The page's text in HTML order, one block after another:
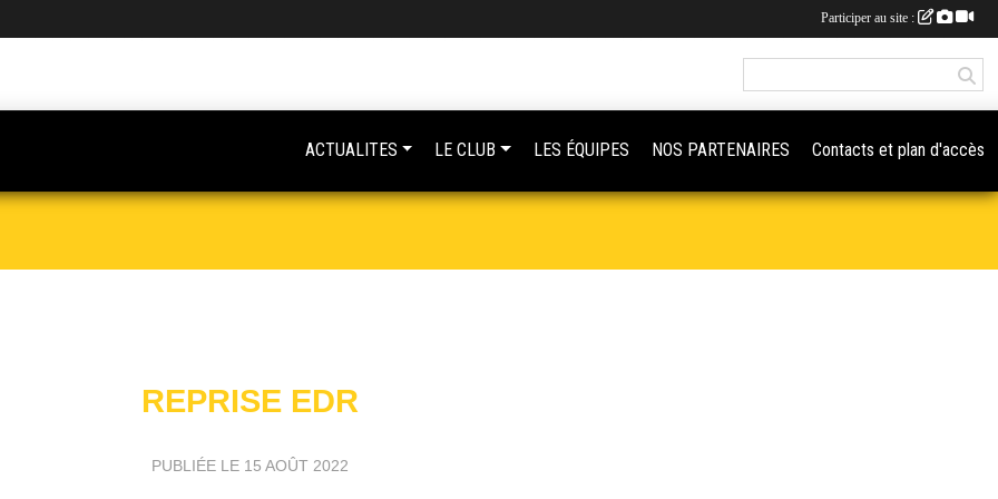
REPRISE EDR
PUBLIÉE LE 15 AOÛT 2022
ACTUALITES LE CLUB LES ÉQUIPES NOS PARTENAIRES Contacts et plan d'accès
Participer au site :